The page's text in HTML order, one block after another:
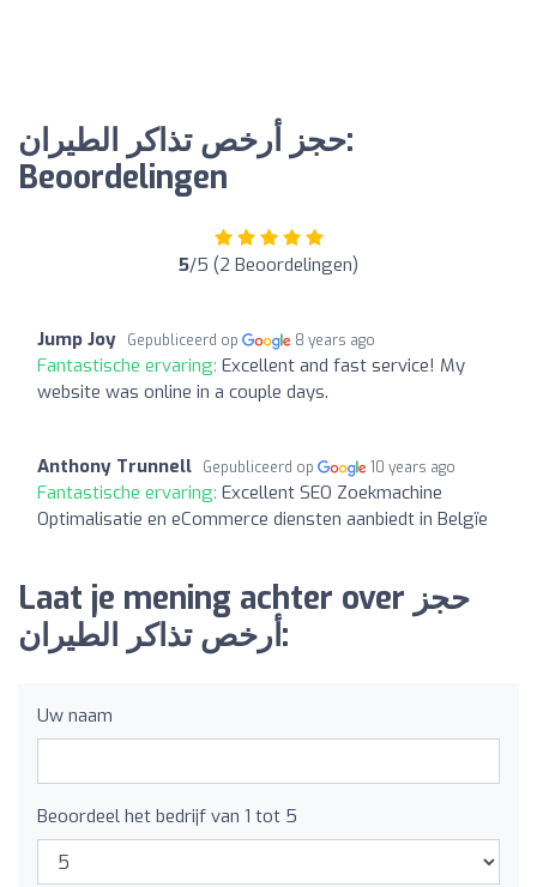
حجز أرخص تذاكر الطيران:
Beoordelingen
5/5 (2 Beoordelingen)
Jump Joy Gepubliceerd op 8 years ago
Fantastische ervaring: Excellent and fast service! My
website was online in a couple days.
Anthony Trunnell Gepubliceerd op 10 years ago
Fantastische ervaring: Excellent SEO Zoekmachine
Optimalisatie en eCommerce diensten aanbiedt in Belgïe
Laat je mening achter over حجز
أرخص تذاكر الطيران:
Uw naam
Beoordeel het bedrijf van 1 tot 5